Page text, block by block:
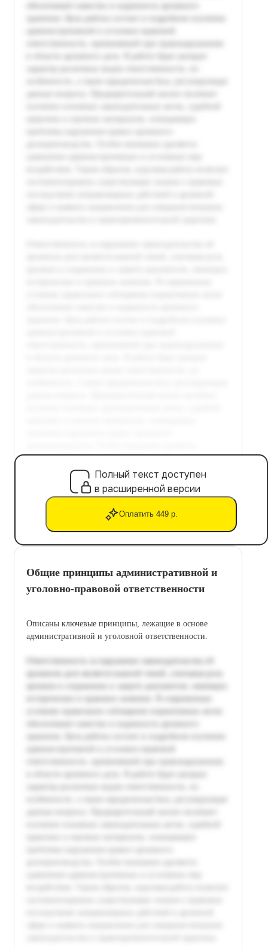
Полный текст доступен
в расширенной версии
Оплатить 449 р.
Общие принципы административной и
уголовно-правовой ответственности
Описаны ключевые принципы, лежащие в основе
административной и уголовной ответственности.